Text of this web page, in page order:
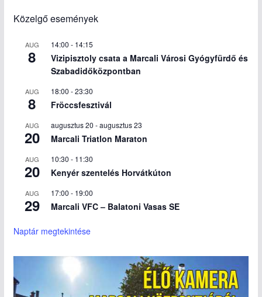
Közelgő események
AUG
8
14:00 - 14:15
Vizipisztoly csata a Marcali Városi Gyógyfürdő és
Szabadidőközpontban
AUG
8
18:00 -23:30
Fröccsfesztivál
AUG
20
augusztus 20 -augusztus 23
Marcali Triatlon Maraton
AUG
20
10:30 - 11:30
Kenyér szentelés Horvátkúton
AUG
29
17:00 - 19:00
Marcali VFC – Balatoni Vasas SE
Naptár megtekintése